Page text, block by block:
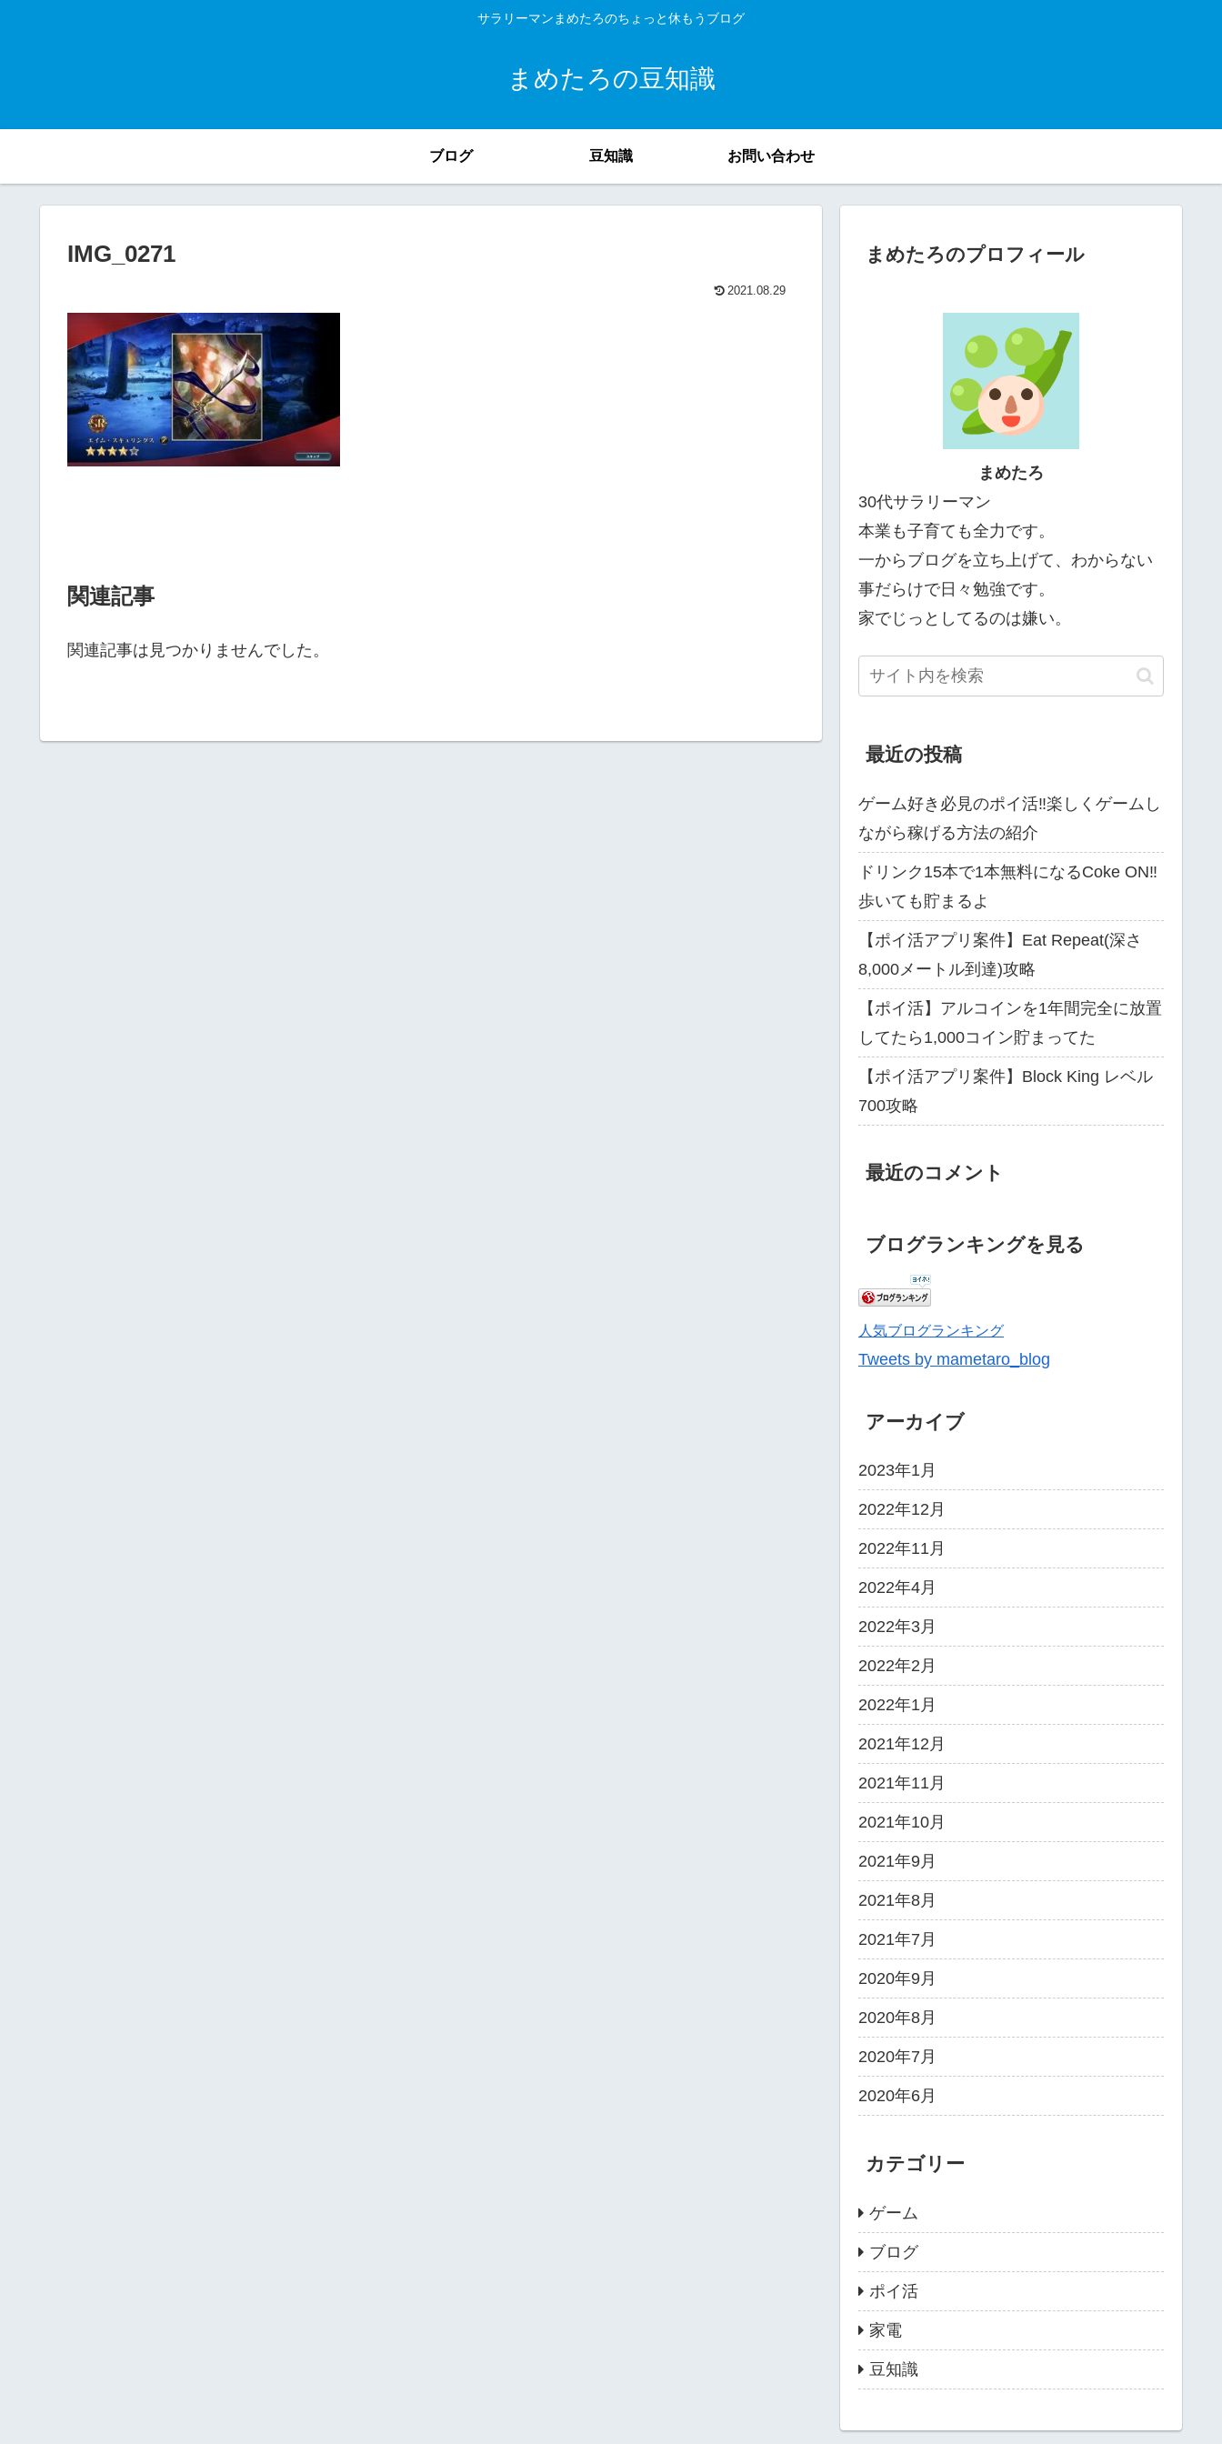
サラリーマンまめたろのちょっと休もうブログ
まめたろの豆知識
ブログ 豆知識 お問い合わせ
IMG_0271
2021.08.29
関連記事
関連記事は見つかりませんでした。
まめたろのプロフィール
まめたろ
30代サラリーマン
本業も子育ても全力です。
一からブログを立ち上げて、わからない
事だらけで日々勉強です。
家でじっとしてるのは嫌い。
最近の投稿
ゲーム好き必見のポイ活‼楽しくゲームし
ながら稼げる方法の紹介
ドリンク15本で1本無料になるCoke ON‼
歩いても貯まるよ
【ポイ活アプリ案件】Eat Repeat(深さ
8,000メートル到達)攻略
【ポイ活】アルコインを1年間完全に放置
してたら1,000コイン貯まってた
【ポイ活アプリ案件】Block King レベル
700攻略
最近のコメント
ブログランキングを見る
人気ブログランキング
Tweets by mametaro_blog
アーカイブ
2023年1月
2022年12月
2022年11月
2022年4月
2022年3月
2022年2月
2022年1月
2021年12月
2021年11月
2021年10月
2021年9月
2021年8月
2021年7月
2020年9月
2020年8月
2020年7月
2020年6月
カテゴリー
ゲーム
ブログ
ポイ活
家電
豆知識